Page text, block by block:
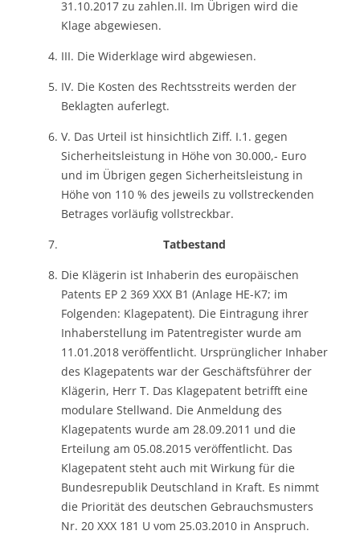
31.10.2017 zu zahlen.II. Im Übrigen wird die
Klage abgewiesen.
III. Die Widerklage wird abgewiesen.
IV. Die Kosten des Rechtsstreits werden der
Beklagten auferlegt.
V. Das Urteil ist hinsichtlich Ziff. I.1. gegen
Sicherheitsleistung in Höhe von 30.000,- Euro
und im Übrigen gegen Sicherheitsleistung in
Höhe von 110 % des jeweils zu vollstreckenden
Betrages vorläufig vollstreckbar.
Tatbestand
Die Klägerin ist Inhaberin des europäischen
Patents EP 2 369 XXX B1 (Anlage HE-K7; im
Folgenden: Klagepatent). Die Eintragung ihrer
Inhaberstellung im Patentregister wurde am
11.01.2018 veröffentlicht. Ursprünglicher Inhaber
des Klagepatents war der Geschäftsführer der
Klägerin, Herr T. Das Klagepatent betrifft eine
modulare Stellwand. Die Anmeldung des
Klagepatents wurde am 28.09.2011 und die
Erteilung am 05.08.2015 veröffentlicht. Das
Klagepatent steht auch mit Wirkung für die
Bundesrepublik Deutschland in Kraft. Es nimmt
die Priorität des deutschen Gebrauchsmusters
Nr. 20 XXX 181 U vom 25.03.2010 in Anspruch.